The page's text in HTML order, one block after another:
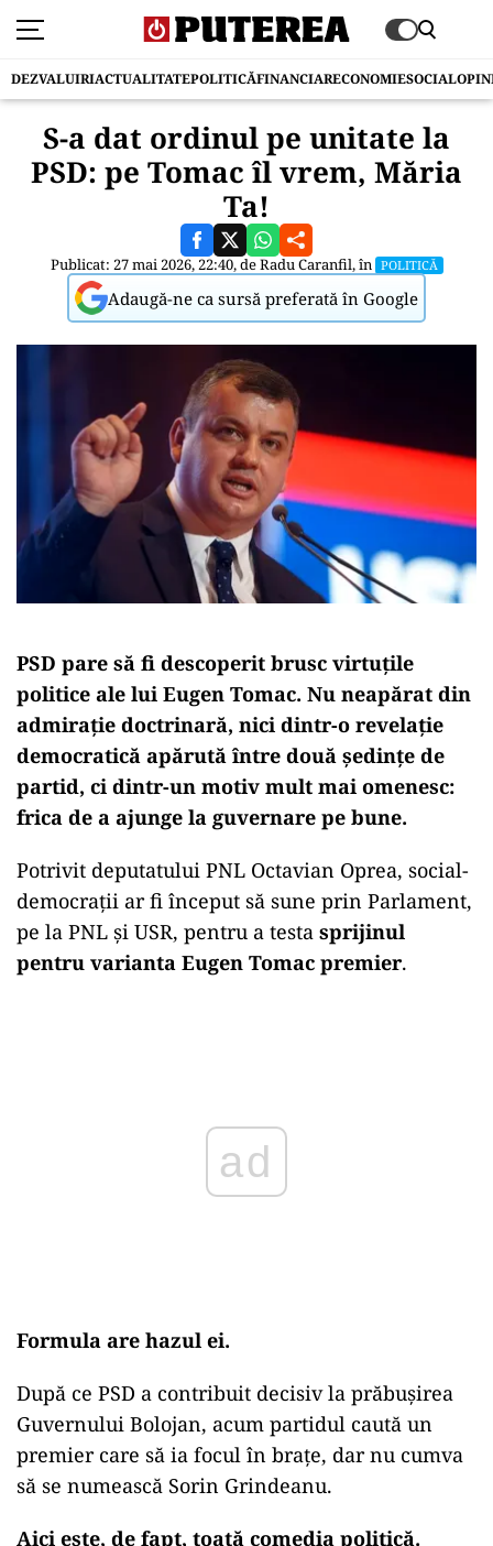
DEZVALUIRIACTUALITATEPOLITICĂFINANCIARECONOMIESOCIAL
S-a dat ordinul pe unitate la
PSD: pe Tomac îl vrem, Măria
Ta!
Publicat: 27 mai 2026, 22:40, deRadu Caranfil, în POLITICĂ
Adaugă-ne ca sursă preferată în Google
PSD pare să fi descoperit brusc virtuțile
politice ale lui Eugen Tomac. Nu neapărat din
admirație doctrinară, nici dintr-o revelație
democratică apărută între două ședințe de
partid, ci dintr-un motiv mult mai omenesc:
frica de a ajunge la guvernare pe bune.
Potrivit deputatului PNL Octavian Oprea, social-
democrații ar fi început să sune prin Parlament,
pe la PNL și USR, pentru a testa sprijinul
pentru varianta Eugen Tomac premier.
Formula are hazul ei.
După ce PSD a contribuit decisiv la prăbușirea
Guvernului Bolojan, acum partidul caută un
premier care să ia focul în brațe, dar nu cumva
să se numească Sorin Grindeanu.
Aici este, de fapt, toată comedia politică.